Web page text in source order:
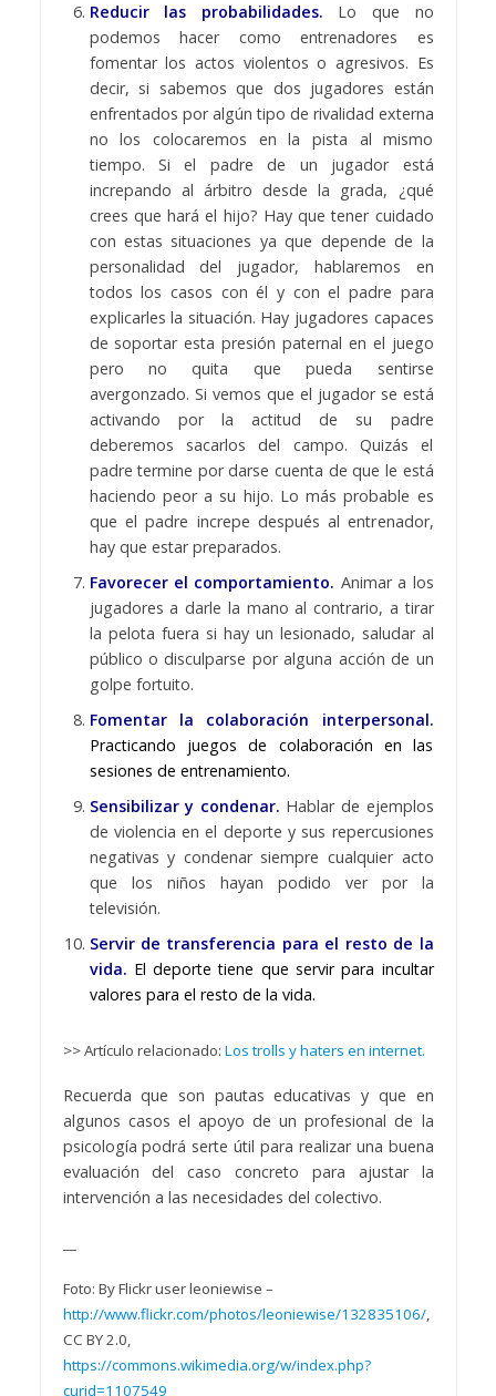
Reducir las probabilidades.
Lo que no
podemos hacer como entrenadores es
fomentar los actos violentos o agresivos. Es
decir, si sabemos que dos jugadores están
enfrentados por algún tipo de rivalidad externa
no los colocaremos en la pista al mismo
tiempo. Si el padre de un jugador está
increpando al árbitro desde la grada, ¿qué
crees que hará el hijo? Hay que tener cuidado
con estas situaciones ya que depende de la
personalidad del jugador, hablaremos en
todos los casos con él y con el padre para
explicarles la situación. Hay jugadores capaces
de soportar esta presión paternal en el juego
pero no quita que pueda sentirse
avergonzado. Si vemos que el jugador se está
activando por la actitud de su padre
deberemos sacarlos del campo. Quizás el
padre termine por darse cuenta de que le está
haciendo peor a su hijo. Lo más probable es
que el padre increpe después al entrenador,
hay que estar preparados.
Favorecer el comportamiento. Animar a los
jugadores a darle la mano al contrario, a tirar
la pelota fuera si hay un lesionado, saludar al
público o disculparse por alguna acción de un
golpe fortuito.
Fomentar la colaboración interpersonal.
Practicando juegos de colaboración en las
sesiones de entrenamiento.
Sensibilizar y condenar. Hablar de ejemplos
de violencia en el deporte y sus repercusiones
negativas y condenar siempre cualquier acto
que los niños hayan podido ver por la
televisión.
Servir de transferencia para el resto de la
vida. El deporte tiene que servir para incultar
valores para el resto de la vida.
>> Artículo relacionado: Los trolls y haters en internet.
Recuerda que son pautas educativas y que en
algunos casos el apoyo de un profesional de la
psicología podrá serte útil para realizar una buena
evaluación del caso concreto para ajustar la
intervención a las necesidades del colectivo.
Foto: By Flickr user leoniewise –
http://www.flickr.com/photos/leoniewise/132835106/,
CC BY 2.0,
https://commons.wikimedia.org/w/index.php?
curid=1107549